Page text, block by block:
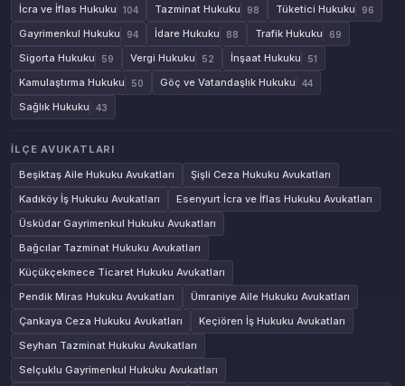
İcra ve İflas Hukuku 104 Tazminat Hukuku 98 Tüketici Hukuku 96
Gayrimenkul Hukuku 94 İdare Hukuku 88 Trafik Hukuku 69
Sigorta Hukuku 59 Vergi Hukuku 52 İnşaat Hukuku 51
Kamulaştırma Hukuku 50 Göç ve Vatandaşlık Hukuku 44
Sağlık Hukuku 43
İLÇE AVUKATLARI
Beşiktaş Aile Hukuku Avukatları
Şişli Ceza Hukuku Avukatları
Kadıköy İş Hukuku Avukatları
Esenyurt İcra ve İflas Hukuku Avukatları
Üsküdar Gayrimenkul Hukuku Avukatları
Bağcılar Tazminat Hukuku Avukatları
Küçükçekmece Ticaret Hukuku Avukatları
Pendik Miras Hukuku Avukatları
Ümraniye Aile Hukuku Avukatları
Çankaya Ceza Hukuku Avukatları
Keçiören İş Hukuku Avukatları
Seyhan Tazminat Hukuku Avukatları
Selçuklu Gayrimenkul Hukuku Avukatları